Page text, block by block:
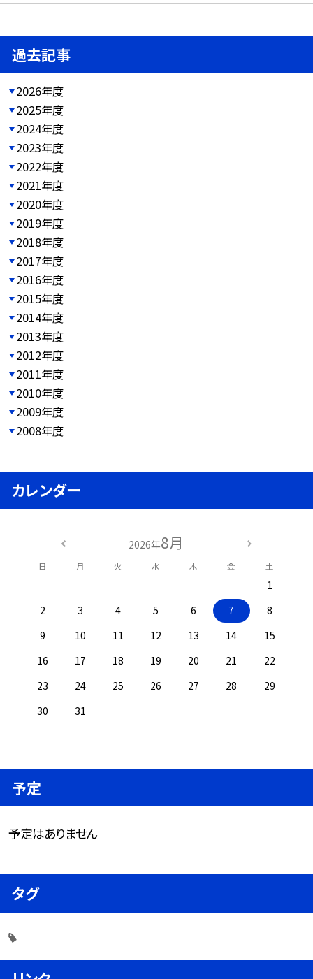
過去記事
2026年度
2025年度
2024年度
2023年度
2022年度
2021年度
2020年度
2019年度
2018年度
2017年度
2016年度
2015年度
2014年度
2013年度
2012年度
2011年度
2010年度
2009年度
2008年度
カレンダー
2026年8月
日 月 火 水 木 金 土
1
2
3 4 5 6 7
8
9
10 11 12 13 14
15
16
17 18 19 20 21
22
23
24 25 26 27 28
29
30
31
予定
予定はありません
タグ